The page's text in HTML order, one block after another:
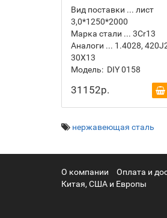
Вид поставки ... лист
3,0*1250*2000
Марка стали ... 3Cr13
Аналоги ... 1.4028,
30Х13
Модель: DIY 0158
31152р.
нержавеющая сталь
О компании Оплата и
Китая, США и Европы